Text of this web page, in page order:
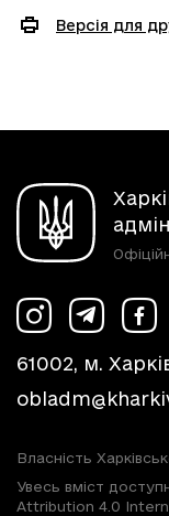
Версія для
61002, м.
Власність
Увесь вміст
Attribution 4.0